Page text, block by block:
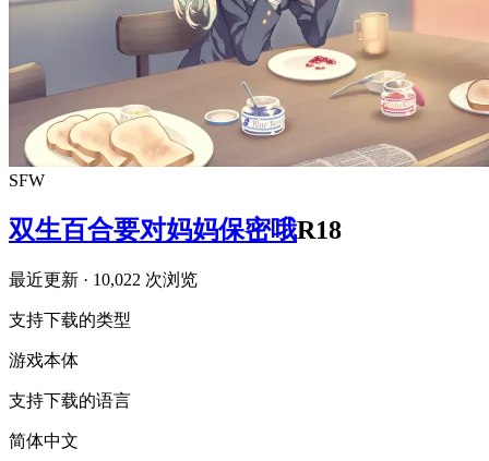
SFW
双生百合要对妈妈保密哦R18
最近更新 · 10,022 次浏览
支持下载的类型
游戏本体
支持下载的语言
简体中文